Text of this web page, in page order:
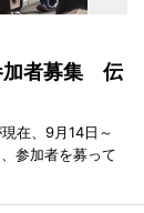
加者募集 伝
在、9月14日～
参加者を募って